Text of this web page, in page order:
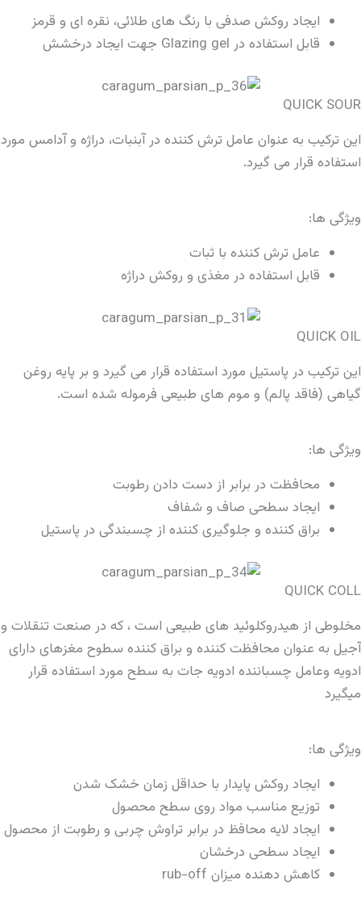
ایجاد روکش صدفی با رنگ های طلائی، نقره ای و قرمز
قابل استفاده در Glazing gel جهت ایجاد درخشش
QUICK SOUR
این ترکیب به عنوان عامل ترش کننده در آبنبات، دراژه و آدامس مورد
استفاده قرار می گیرد.
ویژگی ها:
عامل ترش کننده با ثبات
قابل استفاده در مغذی و روکش دراژه
QUICK OIL
این ترکیب در پاستیل مورد استفاده قرار می گیرد و بر پایه روغن
گیاهی (فاقد پالم) و موم های طبیعی فرموله شده است.
ویژگی ها:
محافظت در برابر از دست دادن رطوبت
ایجاد سطحی صاف و شفاف
براق کننده و جلوگیری کننده از چسبندگی در پاستیل
QUICK COLL
مخلوطی از هیدروکلوئید های طبیعی است ، که در صنعت تنقلات و
آجیل به عنوان محافظت کننده و براق کننده سطوح مغزهای دارای
ادویه وعامل چسباننده ادویه جات به سطح مورد استفاده قرار
میگیرد
ویژگی ها:
ایجاد روکش پایدار با حداقل زمان خشک شدن
توزیع مناسب مواد روی سطح محصول
ایجاد لایه محافظ در برابر تراوش چربی و رطوبت از محصول
ایجاد سطحی درخشان
کاهش دهنده میزان rub-off